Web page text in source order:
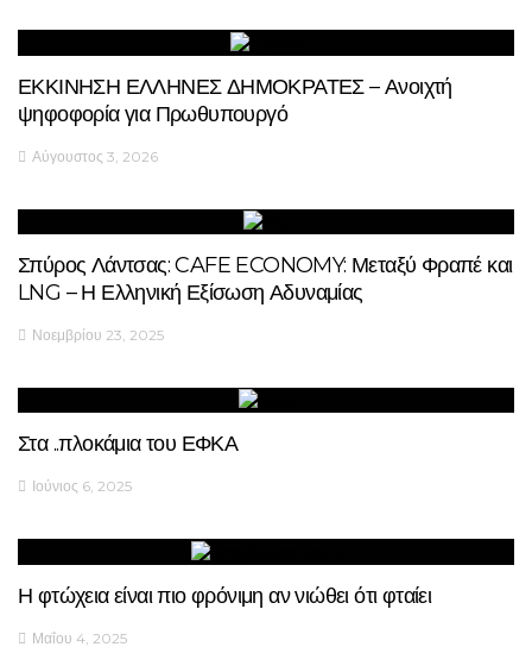
ΕΚΚΙΝΗΣΗ ΕΛΛΗΝΕΣ ΔΗΜΟΚΡΑΤΕΣ – Ανοιχτή
ψηφοφορία για Πρωθυπουργό
Αύγουστος 3, 2026
Σπύρος Λάντσας: CAFE ECONOMY: Μεταξύ Φραπέ και
LNG – Η Ελληνική Εξίσωση Αδυναμίας
Νοεμβρίου 23, 2025
Στα ..πλοκάμια του ΕΦΚΑ
Ιούνιος 6, 2025
Η φτώχεια είναι πιο φρόνιμη αν νιώθει ότι φταίει
Μαΐου 4, 2025